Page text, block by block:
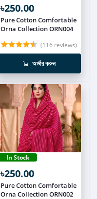
৳250.00
Pure Cotton Comfortable
Orna Collection ORN004
(116 reviews)
অর্ডার করুন
In Stock
৳250.00
Pure Cotton Comfortable
Orna Collection ORN002